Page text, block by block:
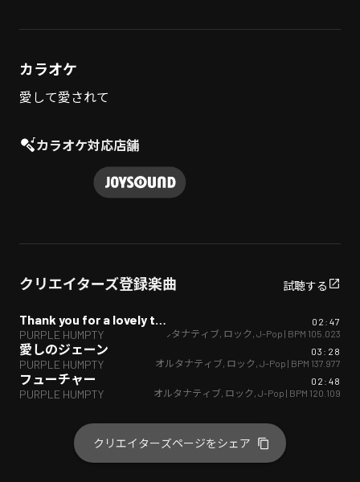
カラオケ
愛して愛されて
カラオケ対応店舗
クリエイターズ登録楽曲 試聴する
Thank you for a lovely time!
PURPLE HUMPTY
02:47
オルタナティブ ロック J-Pop | BPM 105.023
愛しのジェーン
PURPLE HUMPTY
03:28
オルタナティブ ロック J-Pop | BPM 137.977
フューチャー
PURPLE HUMPTY
02:48
オルタナティブ ロック J-Pop | BPM 120.109
クリエイターズページをシェア